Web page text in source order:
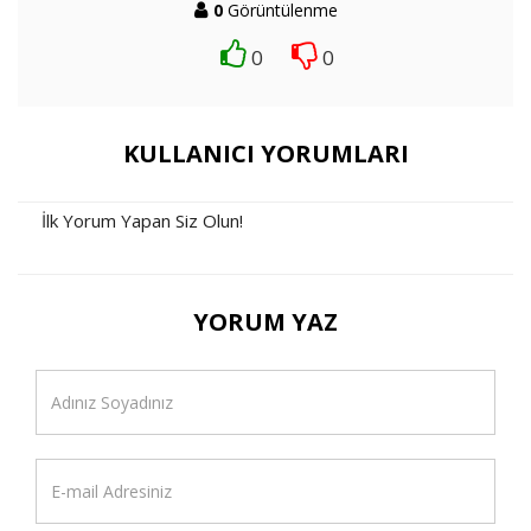
0Görüntülenme
0 0
KULLANICI YORUMLARI
İlk Yorum Yapan Siz Olun!
YORUM YAZ